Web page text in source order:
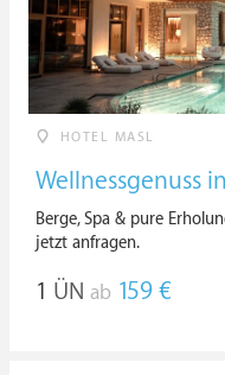
HOTEL MASL
Wellnessgenuss
Berge, Spa & pure
jetzt anfragen.
1 ÜN ab 159 €